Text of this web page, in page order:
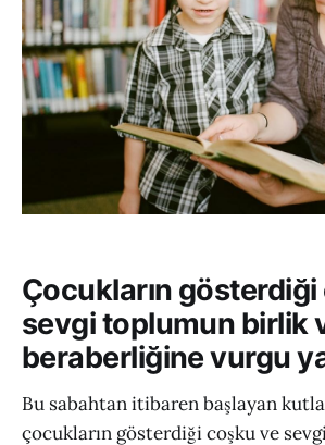
Çocukların
sevgi toplumun birlik
beraberliğine vurgu
Bu sabahtan itibaren başlayan
çocukların gösterdiği coşku ve